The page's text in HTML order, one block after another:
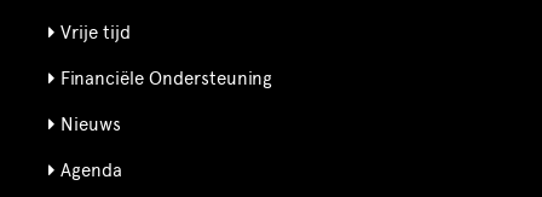
Vrije tijd
Financiële Ondersteuning
Nieuws
Agenda